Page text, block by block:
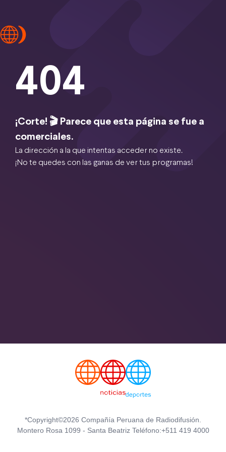
404
¡Corte! 🎬 Parece que esta página se fue a
comerciales.
La dirección a la que intentas acceder no existe.
¡No te quedes con las ganas de ver tus programas!
*Copyright©2026 Compañía Peruana de Radiodifusión.
Montero Rosa 1099 - Santa Beatriz Teléfono:+511 419 4000